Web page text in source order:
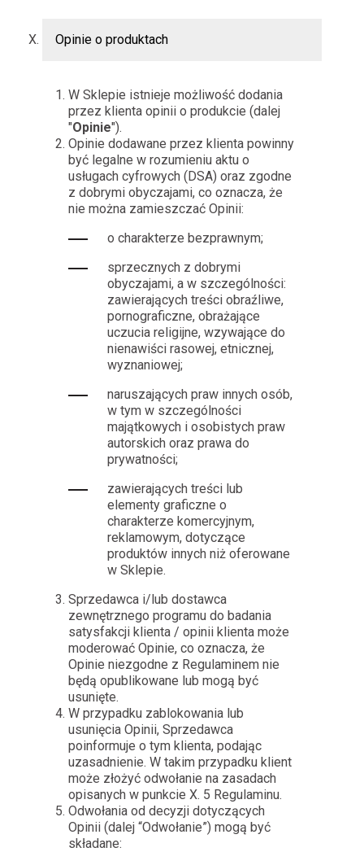
Opinie o produktach
W Sklepie istnieje możliwość dodania
przez klienta opinii o produkcie (dalej
"Opinie").
Opinie dodawane przez klienta powinny
być legalne w rozumieniu aktu o
usługach cyfrowych (DSA) oraz zgodne
z dobrymi obyczajami, co oznacza, że
nie można zamieszczać Opinii:
o charakterze bezprawnym;
sprzecznych z dobrymi
obyczajami, a w szczególności:
zawierających treści obraźliwe,
pornograficzne, obrażające
uczucia religijne, wzywające do
nienawiści rasowej, etnicznej,
wyznaniowej;
naruszających praw innych osób,
w tym w szczególności
majątkowych i osobistych praw
autorskich oraz prawa do
prywatności;
zawierających treści lub
elementy graficzne o
charakterze komercyjnym,
reklamowym, dotyczące
produktów innych niż oferowane
w Sklepie.
Sprzedawca i/lub dostawca
zewnętrznego programu do badania
satysfakcji klienta / opinii klienta może
moderować Opinie, co oznacza, że
Opinie niezgodne z Regulaminem nie
będą opublikowane lub mogą być
usunięte.
W przypadku zablokowania lub
usunięcia Opinii, Sprzedawca
poinformuje o tym klienta, podając
uzasadnienie. W takim przypadku klient
może złożyć odwołanie na zasadach
opisanych w punkcie X. 5 Regulaminu.
Odwołania od decyzji dotyczących
Opinii (dalej “Odwołanie”) mogą być
składane: